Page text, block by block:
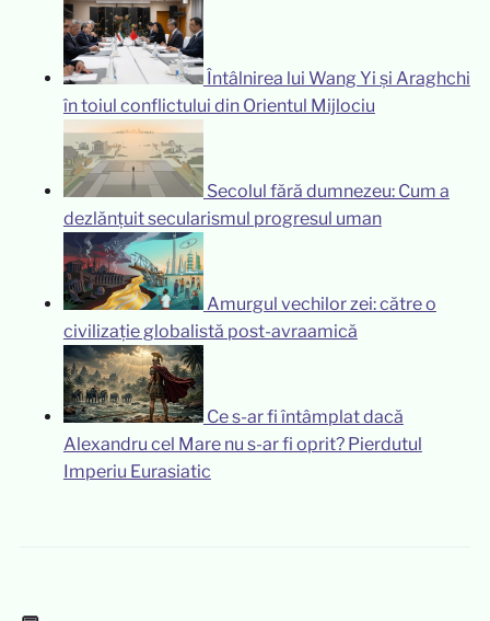
Întâlnirea lui Wang Yi și Araghchi
în toiul conflictului din Orientul Mijlociu
Secolul fără dumnezeu: Cum a
dezlănțuit secularismul progresul uman
Amurgul vechilor zei: către o
civilizație globalistă post-avraamică
Ce s-ar fi întâmplat dacă
Alexandru cel Mare nu s-ar fi oprit? Pierdutul
Imperiu Eurasiatic